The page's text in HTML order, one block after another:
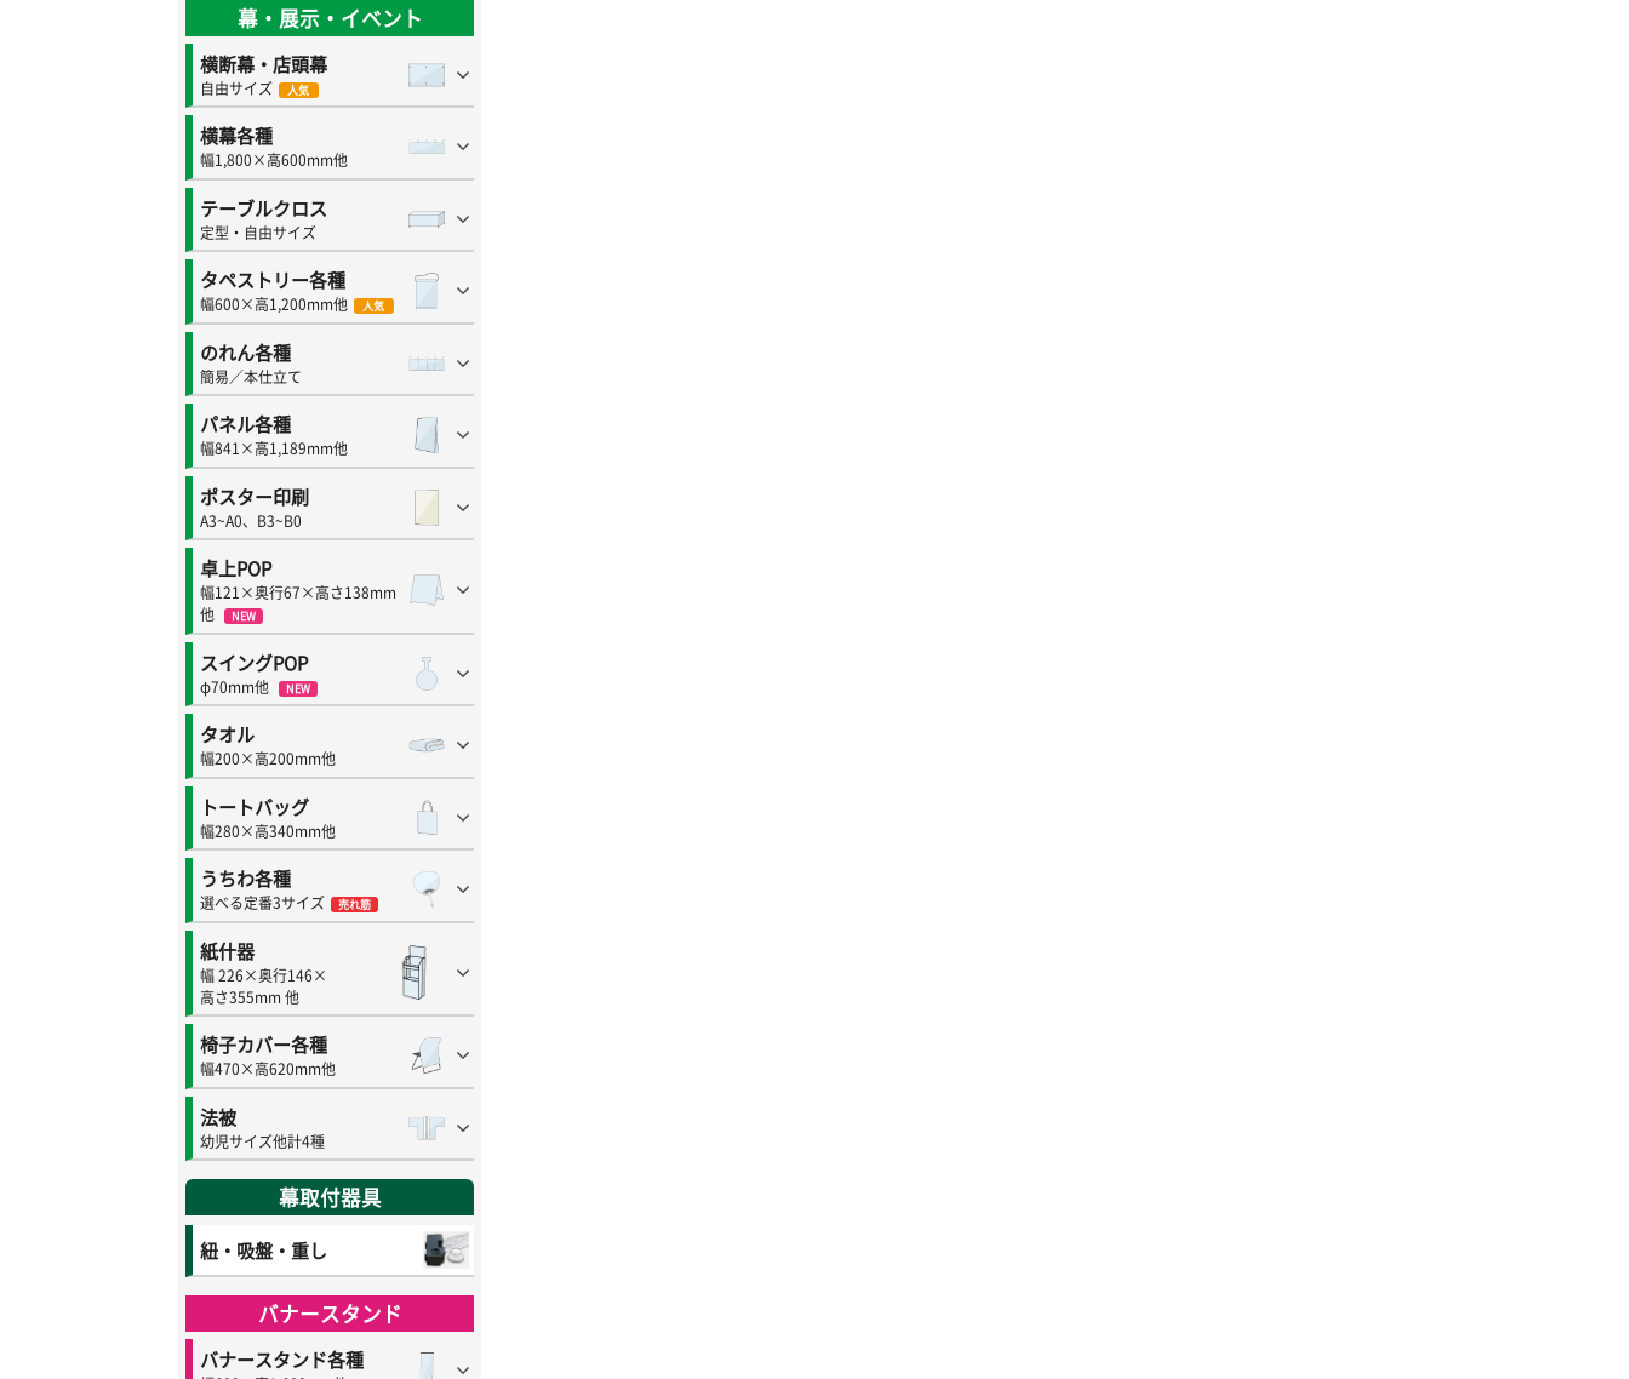
幕・展示・イベント
横断幕・店頭幕
自由サイズ 人気
横幕各種
幅1,800×高600mm他
テーブルクロス
定型・自由サイズ
タペストリー各種
幅600×高1,200mm他 人気
のれん各種
簡易／本仕立て
パネル各種
幅841×高1,189mm他
ポスター印刷
A3~A0、B3~B0
卓上POP
幅121×奥行67×高さ138mm
他
NEW
スイングPOP
φ70mm他 NEW
タオル
幅200×高200mm他
トートバッグ
幅280×高340mm他
うちわ各種
選べる定番3サイズ 売れ筋
紙什器
幅 226×奥行146×
高さ355mm 他
椅子カバー各種
幅470×高620mm他
法被
幼児サイズ他計4種
幕取付器具
紐・吸盤・重し
バナースタンド
バナースタンド各種